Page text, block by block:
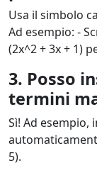
Usa il simbolo
Ad esempio: -
(2x^2 + 3x + 1)
3. Posso
termini
Sì! Ad esempio,
5).